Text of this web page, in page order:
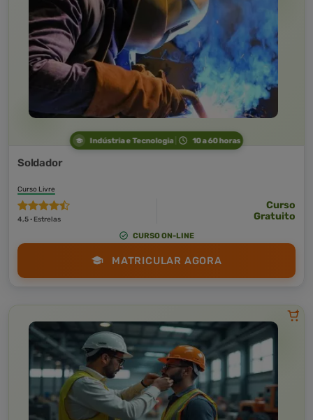
Indústria e Tecnologia 10 a 60 horas
Soldador
Curso Livre
4,5 · Estrelas
Curso
Gratuito
CURSO ON-LINE
MATRICULAR AGORA